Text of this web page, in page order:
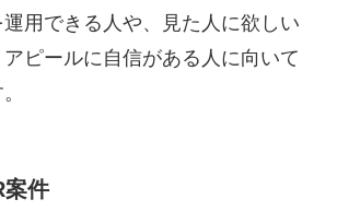
用できる人や、見た人に欲しい
ピールに自信がある人に向いて
案件